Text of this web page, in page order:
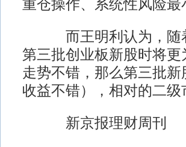
重仓操作、系统性风险最
而王明利认为，随着
第三批创业板新股时将
走势不错，那么第三批
收益不错），相对的二
新京报理财周刊